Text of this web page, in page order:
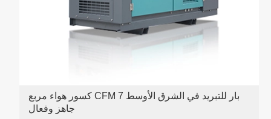
كسور هواء مربع CFM 7 بار للتبريد في الشرق الأوسط
جاهز وفعال